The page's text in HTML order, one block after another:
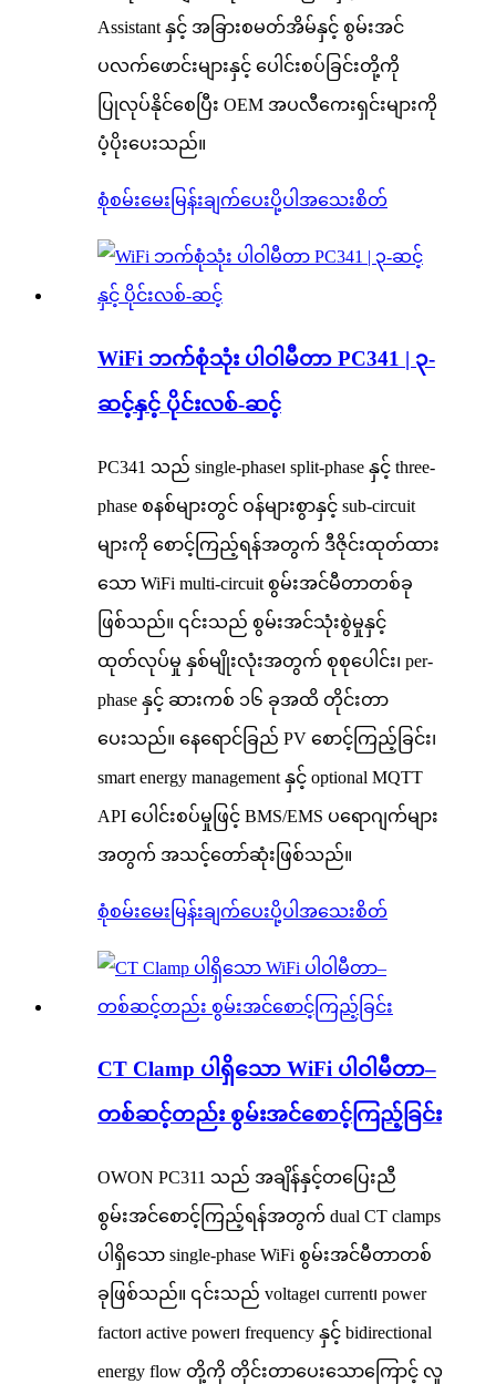
Assistant နှင့် အခြားစမတ်အိမ်နှင့် စွမ်းအင်
ပလက်ဖောင်းများနှင့် ပေါင်းစပ်ခြင်းတို့ကို
ပြုလုပ်နိုင်စေပြီး OEM အပလီကေးရှင်းများကို
ပံ့ပိုးပေးသည်။
စုံစမ်းမေးမြန်းချက်ပေးပို့ပါ အသေးစိတ်
WiFi ဘက်စုံသုံး ပါဝါမီတာ PC341 | ၃-
ဆင့်နှင့် ပိုင်းလစ်-ဆင့်
PC341 သည် single-phase၊ split-phase နှင့် three-
phase စနစ်များတွင် ဝန်များစွာနှင့် sub-circuit
များကို စောင့်ကြည့်ရန်အတွက် ဒီဇိုင်းထုတ်ထား
သော WiFi multi-circuit စွမ်းအင်မီတာတစ်ခု
ဖြစ်သည်။ ၎င်းသည် စွမ်းအင်သုံးစွဲမှုနှင့်
ထုတ်လုပ်မှု နှစ်မျိုးလုံးအတွက် စုစုပေါင်း၊ per-
phase နှင့် ဆားကစ် ၁၆ ခုအထိ တိုင်းတာ
ပေးသည်။ နေရောင်ခြည် PV စောင့်ကြည့်ခြင်း၊
smart energy management နှင့် optional MQTT
API ပေါင်းစပ်မှုဖြင့် BMS/EMS ပရောဂျက်များ
အတွက် အသင့်တော်ဆုံးဖြစ်သည်။
စုံစမ်းမေးမြန်းချက်ပေးပို့ပါ အသေးစိတ်
CT Clamp ပါရှိသော WiFi ပါဝါမီတာ–
တစ်ဆင့်တည်း စွမ်းအင်စောင့်ကြည့်ခြင်း
OWON PC311 သည် အချိန်နှင့်တပြေးညီ
စွမ်းအင်စောင့်ကြည့်ရန်အတွက် dual CT clamps
ပါရှိသော single-phase WiFi စွမ်းအင်မီတာတစ်
ခုဖြစ်သည်။ ၎င်းသည် voltage၊ current၊ power
factor၊ active power၊ frequency နှင့် bidirectional
energy flow တို့ကို တိုင်းတာပေးသောကြောင့် လူ